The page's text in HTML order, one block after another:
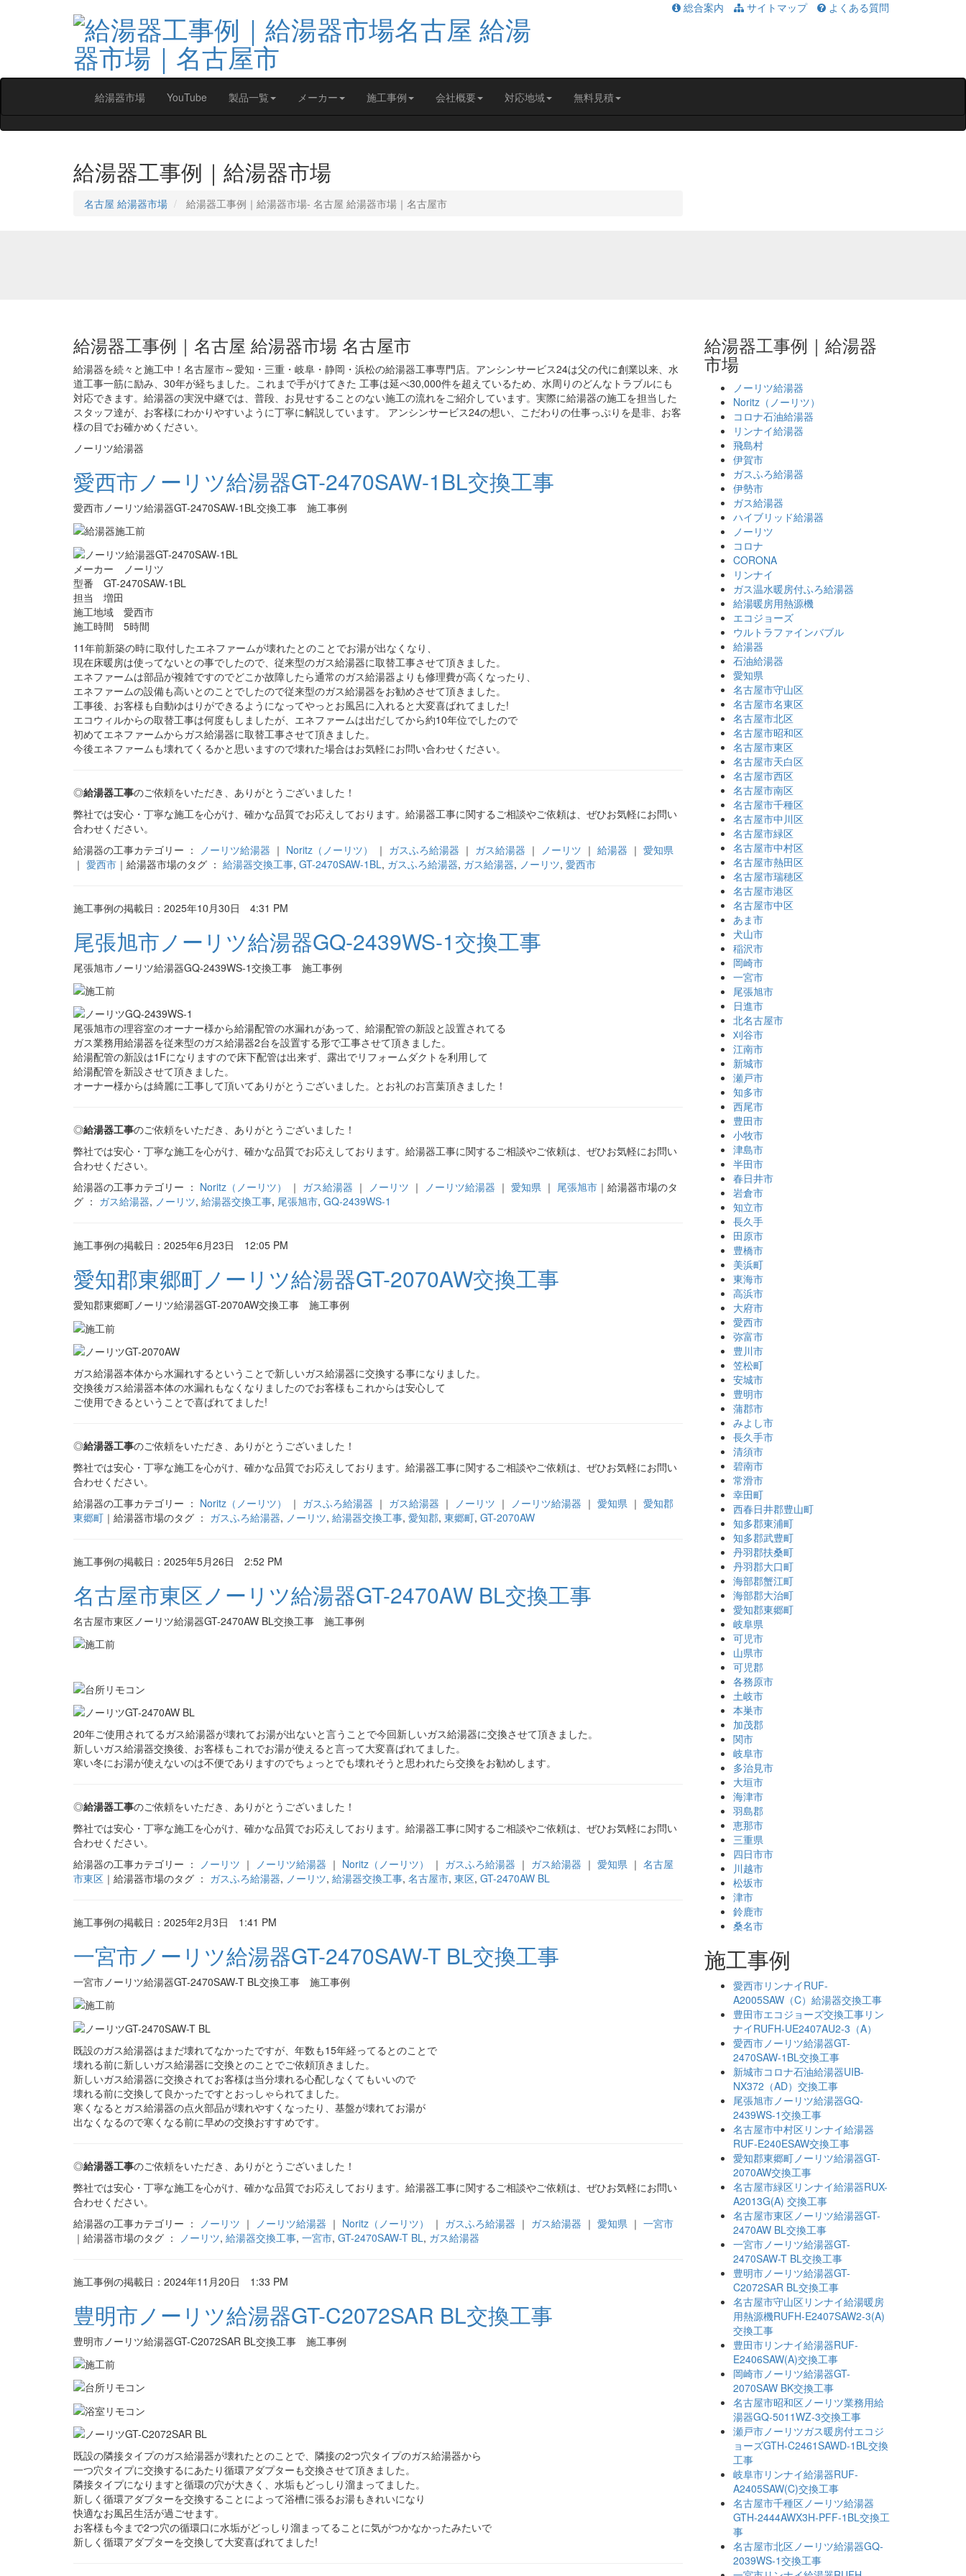
総合案内 サイトマップ よくある質問
給湯器市場 YouTube 製品一覧 メーカー 施工事例 会社概要 対応地域 無料見積
給湯器工事例｜給湯器市場
名古屋 給湯器市場 給湯器工事例｜給湯器市場‐ 名古屋 給湯器市場｜名古屋市
給湯器工事例｜名古屋 給湯器市場 名古屋市
給湯器を続々と施工中！名古屋市～愛知・三重・岐阜・静岡・浜松の給湯器工事専門店。アンシンサービス24は父の代に創業以来、水
道工事一筋に励み、30年が経ちました。これまで手がけてきた 工事は延べ30,000件を超えているため、水周りのどんなトラブルにも
対応できます。給湯器の実況中継では、普段、お見せすることのない施工の流れをご紹介しています。実際に給湯器の施工を担当した
スタッフ達が、お客様にわかりやすいように丁寧に解説しています。 アンシンサービス24の想い、こだわりの仕事っぷりを是非、お客
様の目でお確かめください。
ノーリツ給湯器
愛西市ノーリツ給湯器GT-2470SAW-1BL交換工事
愛西市ノーリツ給湯器GT-2470SAW-1BL交換工事 施工事例
メーカー ノーリツ
型番 GT-2470SAW-1BL
担当 増田
施工地域 愛西市
施工時間 5時間
11年前新築の時に取付したエネファームが壊れたとのことでお湯が出なくなり、
現在床暖房は使ってないとの事でしたので、従来型のガス給湯器に取替工事させて頂きました。
エネファームは部品が複雑ですのでどこか故障したら通常のガス給湯器よりも修理費が高くなったり、
エネファームの設備も高いとのことでしたので従来型のガス給湯器をお勧めさせて頂きました。
工事後、お客様も自動ゆはりができるようになってやっとお風呂に入れると大変喜ばれてました!
エコウィルからの取替工事は何度もしましたが、エネファームは出だしてから約10年位でしたので
初めてエネファームからガス給湯器に取替工事させて頂きました。
今後エネファームも壊れてくるかと思いますので壊れた場合はお気軽にお問い合わせください。
◎給湯器工事のご依頼をいただき、ありがとうございました！
弊社では安心・丁寧な施工を心がけ、確かな品質でお応えしております。給湯器工事に関するご相談やご依頼は、ぜひお気軽にお問い
合わせください。
給湯器の工事カテゴリー ：
ノーリツ給湯器 ｜ Noritz（ノーリツ） ｜ ガスふろ給湯器 ｜ ガス給湯器 ｜ ノーリツ ｜ 給湯器 ｜ 愛知県
｜ 愛西市 ｜給湯器市場のタグ ： 給湯器交換工事, GT-2470SAW-1BL, ガスふろ給湯器, ガス給湯器, ノーリツ, 愛西市
施工事例の掲載日：2025年10月30日 4:31 PM
尾張旭市ノーリツ給湯器GQ-2439WS-1交換工事
尾張旭市ノーリツ給湯器GQ-2439WS-1交換工事 施工事例
尾張旭市の理容室のオーナー様から給湯配管の水漏れがあって、給湯配管の新設と設置されてる
ガス業務用給湯器を従来型のガス給湯器2台を設置する形で工事させて頂きました。
給湯配管の新設は1Fになりますので床下配管は出来ず、露出でリフォームダクトを利用して
給湯配管を新設させて頂きました。
オーナー様からは綺麗に工事して頂いてありがとうございました。とお礼のお言葉頂きました！
◎給湯器工事のご依頼をいただき、ありがとうございました！
弊社では安心・丁寧な施工を心がけ、確かな品質でお応えしております。給湯器工事に関するご相談やご依頼は、ぜひお気軽にお問い
合わせください。
給湯器の工事カテゴリー ： Noritz（ノーリツ） ｜ ガス給湯器 ｜ ノーリツ ｜ ノーリツ給湯器 ｜ 愛知県 ｜ 尾張旭市 ｜給湯器市場のタ
グ ： ガス給湯器, ノーリツ, 給湯器交換工事, 尾張旭市, GQ-2439WS-1
施工事例の掲載日：2025年6月23日 12:05 PM
愛知郡東郷町ノーリツ給湯器GT-2070AW交換工事
愛知郡東郷町ノーリツ給湯器GT-2070AW交換工事 施工事例
ガス給湯器本体から水漏れするということで新しいガス給湯器に交換する事になりました。
交換後ガス給湯器本体の水漏れもなくなりましたのでお客様もこれからは安心して
ご使用できるということで喜ばれてました!
◎給湯器工事のご依頼をいただき、ありがとうございました！
弊社では安心・丁寧な施工を心がけ、確かな品質でお応えしております。給湯器工事に関するご相談やご依頼は、ぜひお気軽にお問い
合わせください。
給湯器の工事カテゴリー ： Noritz（ノーリツ） ｜ ガスふろ給湯器 ｜ ガス給湯器 ｜ ノーリツ ｜ ノーリツ給湯器 ｜ 愛知県 ｜ 愛知郡
東郷町 ｜給湯器市場のタグ ： ガスふろ給湯器, ノーリツ, 給湯器交換工事, 愛知郡, 東郷町, GT-2070AW
施工事例の掲載日：2025年5月26日 2:52 PM
名古屋市東区ノーリツ給湯器GT-2470AW BL交換工事
名古屋市東区ノーリツ給湯器GT-2470AW BL交換工事 施工事例
20年ご使用されてるガス給湯器が壊れてお湯が出ないと言うことで今回新しいガス給湯器に交換させて頂きました。
新しいガス給湯器交換後、お客様もこれでお湯が使えると言って大変喜ばれてました。
寒い冬にお湯が使えないのは不便でありますのでちょっとでも壊れそうと思われたら交換をお勧めします。
◎給湯器工事のご依頼をいただき、ありがとうございました！
弊社では安心・丁寧な施工を心がけ、確かな品質でお応えしております。給湯器工事に関するご相談やご依頼は、ぜひお気軽にお問い
合わせください。
給湯器の工事カテゴリー ：
ノーリツ ｜ ノーリツ給湯器 ｜ Noritz（ノーリツ） ｜ ガスふろ給湯器 ｜ ガス給湯器 ｜ 愛知県 ｜ 名古屋
市東区 ｜給湯器市場のタグ ： ガスふろ給湯器, ノーリツ, 給湯器交換工事, 名古屋市, 東区, GT-2470AW BL
施工事例の掲載日：2025年2月3日 1:41 PM
一宮市ノーリツ給湯器GT-2470SAW-T BL交換工事
一宮市ノーリツ給湯器GT-2470SAW-T BL交換工事 施工事例
既設のガス給湯器はまだ壊れてなかったですが、年数も15年経ってるとのことで
壊れる前に新しいガス給湯器に交換とのことでご依頼頂きました。
新しいガス給湯器に交換されてお客様は当分壊れる心配しなくてもいいので
壊れる前に交換して良かったですとおっしゃられてました。
寒くなるとガス給湯器の点火部品が壊れやすくなったり、基盤が壊れてお湯が
出なくなるので寒くなる前に早めの交換おすすめです。
◎給湯器工事のご依頼をいただき、ありがとうございました！
弊社では安心・丁寧な施工を心がけ、確かな品質でお応えしております。給湯器工事に関するご相談やご依頼は、ぜひお気軽にお問い
合わせください。
給湯器の工事カテゴリー ：
ノーリツ ｜ ノーリツ給湯器 ｜ Noritz（ノーリツ） ｜ ガスふろ給湯器 ｜ ガス給湯器 ｜ 愛知県 ｜ 一宮市
｜給湯器市場のタグ ：
ノーリツ, 給湯器交換工事, 一宮市, GT-2470SAW-T BL, ガス給湯器
施工事例の掲載日：2024年11月20日 1:33 PM
豊明市ノーリツ給湯器GT-C2072SAR BL交換工事
豊明市ノーリツ給湯器GT-C2072SAR BL交換工事 施工事例
既設の隣接タイプのガス給湯器が壊れたとのことで、隣接の2つ穴タイプのガス給湯器から
一つ穴タイプに交換するにあたり循環アダプターも交換させて頂きました。
隣接タイプになりますと循環の穴が大きく、水垢もどっしり溜まってました。
新しく循環アダプターを交換することによって浴槽に張るお湯もきれいになり
快適なお風呂生活が過ごせます。
お客様も今まで2つ穴の循環口に水垢がどっしり溜まってることに気がつかなかったみたいで
新しく循環アダプターを交換して大変喜ばれてました!
給湯器工事例｜給湯器
市場
ノーリツ給湯器
Noritz（ノーリツ）
コロナ石油給湯器
リンナイ給湯器
飛島村
伊賀市
ガスふろ給湯器
伊勢市
ガス給湯器
ハイブリッド給湯器
ノーリツ
コロナ
CORONA
リンナイ
ガス温水暖房付ふろ給湯器
給湯暖房用熱源機
エコジョーズ
ウルトラファインバブル
給湯器
石油給湯器
愛知県
名古屋市守山区
名古屋市名東区
名古屋市北区
名古屋市昭和区
名古屋市東区
名古屋市天白区
名古屋市西区
名古屋市南区
名古屋市千種区
名古屋市中川区
名古屋市緑区
名古屋市中村区
名古屋市熱田区
名古屋市瑞穂区
名古屋市港区
名古屋市中区
あま市
犬山市
稲沢市
岡崎市
一宮市
尾張旭市
日進市
北名古屋市
刈谷市
江南市
新城市
瀬戸市
知多市
西尾市
豊田市
小牧市
津島市
半田市
春日井市
岩倉市
知立市
長久手
田原市
豊橋市
美浜町
東海市
高浜市
大府市
愛西市
弥富市
豊川市
笠松町
安城市
豊明市
蒲郡市
みよし市
長久手市
清須市
碧南市
常滑市
幸田町
西春日井郡豊山町
知多郡東浦町
知多郡武豊町
丹羽郡扶桑町
丹羽郡大口町
海部郡蟹江町
海部郡大治町
愛知郡東郷町
岐阜県
可児市
山県市
可児郡
各務原市
土岐市
本巣市
加茂郡
関市
岐阜市
多治見市
大垣市
海津市
羽島郡
恵那市
三重県
四日市市
川越市
松坂市
津市
鈴鹿市
桑名市
施工事例
愛西市リンナイRUF-
A2005SAW（C）給湯器交換工事
豊田市エコジョーズ交換工事リン
ナイRUFH-UE2407AU2-3（A）
愛西市ノーリツ給湯器GT-
2470SAW-1BL交換工事
新城市コロナ石油給湯器UIB-
NX372（AD）交換工事
尾張旭市ノーリツ給湯器GQ-
2439WS-1交換工事
名古屋市中村区リンナイ給湯器
RUF-E240ESAW交換工事
愛知郡東郷町ノーリツ給湯器GT-
2070AW交換工事
名古屋市緑区リンナイ給湯器RUX-
A2013G(A) 交換工事
名古屋市東区ノーリツ給湯器GT-
2470AW BL交換工事
一宮市ノーリツ給湯器GT-
2470SAW-T BL交換工事
豊明市ノーリツ給湯器GT-
C2072SAR BL交換工事
名古屋市守山区リンナイ給湯暖房
用熱源機RUFH-E2407SAW2-3(A)
交換工事
豊田市リンナイ給湯器RUF-
E2406SAW(A)交換工事
岡崎市ノーリツ給湯器GT-
2070SAW BK交換工事
名古屋市昭和区ノーリツ業務用給
湯器GQ-5011WZ-3交換工事
瀬戸市ノーリツガス暖房付エコジ
ョーズGTH-C2461SAWD-1BL交換
工事
岐阜市リンナイ給湯器RUF-
A2405SAW(C)交換工事
名古屋市千種区ノーリツ給湯器
GTH-2444AWX3H-PFF-1BL交換工
事
名古屋市北区ノーリツ給湯器GQ-
2039WS-1交換工事